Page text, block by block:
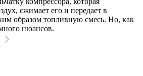
сжимает его и передает в
образом топливную смесь. Но, как
нюансов.